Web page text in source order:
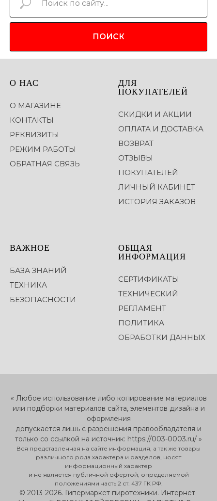
ПОИСК
О НАС
О МАГАЗИНЕ
КОНТАКТЫ
РЕКВИЗИТЫ
РЕЖИМ РАБОТЫ
ОБРАТНАЯ СВЯЗЬ
ДЛЯ
ПОКУПАТЕЛЕЙ
СКИДКИ И АКЦИИ
ОПЛАТА И ДОСТАВКА
ВОЗВРАТ
ОТЗЫВЫ
ПОКУПАТЕЛЕЙ
ЛИЧНЫЙ КАБИНЕТ
ИСТОРИЯ ЗАКАЗОВ
ВАЖНОЕ
БАЗА ЗНАНИЙ
ТЕХНИКА
БЕЗОПАСНОСТИ
ОБЩАЯ
ИНФОРМАЦИЯ
СЕРТИФИКАТЫ
ТЕХНИЧЕСКИЙ
РЕГЛАМЕНТ
ПОЛИТИКА
ОБРАБОТКИ ДАННЫХ
« Любое использование либо копирование материалов
или подборки материалов сайта, элементов дизайна и
оформления
допускается лишь с разрешения правообладателя и
только со ссылкой на источник: https://003-0003.ru/ »
Вся представленная на сайте информация, а так же товары
различного рода характера и разделов, носят
информационный характер
и не является публичной офертой, определяемой
положениями часть 2 ст. 437 ГК РФ.
© 2013-2026. Гипермаркет пиротехники. Интернет-